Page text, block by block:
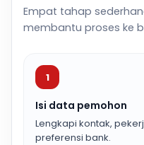
Empat tahap
membantu proses ke
1
Isi data pemohon
Lengkapi kontak,
preferensi bank.